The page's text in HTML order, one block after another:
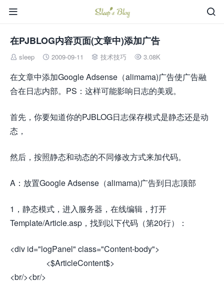


在PJBLOG内容页面(文章中)添加广告
 sleep  2009-09-11  技术技巧  3.08K
在文章中添加Google Adsense（alimama)广告使广告融
合在日志内部。PS：这样可能影响日志的美观。
首先，你要知道你的PJBLOG日志保存模式是静态还是动
态，
然后，按照静态和动态的不同修改方式来加代码。
A：放置Google Adsense（alimama)广告到日志顶部
1，静态模式，进入服务器，在线编辑，打开
Template/Article.asp，找到以下代码（第20行）：
<div id="logPanel" class="Content-body">
<$ArticleContent$>
<br/><br/>